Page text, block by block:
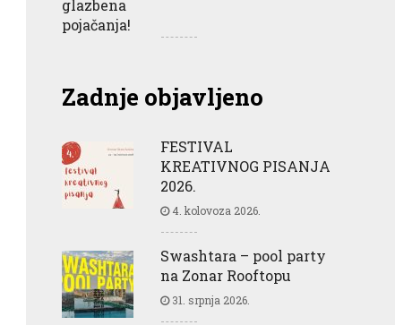
Zadnje objavljeno
FESTIVAL
KREATIVNOG PISANJA
2026.
4. kolovoza 2026.
Swashtara – pool party
na Zonar Rooftopu
31. srpnja 2026.